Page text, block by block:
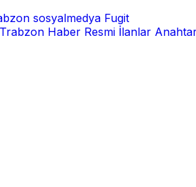
sosyalmedya Fugit
Trabzon Haber Resmi İlanlar